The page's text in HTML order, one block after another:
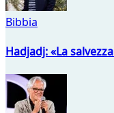
Bibbia
Hadjadj: «La